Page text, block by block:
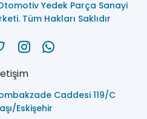
Yedek Parça Sanayi
Tüm Hakları Saklıdır
Caddesi 119/C
Eskişehir